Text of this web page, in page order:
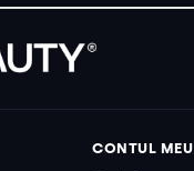
CONTUL MEU